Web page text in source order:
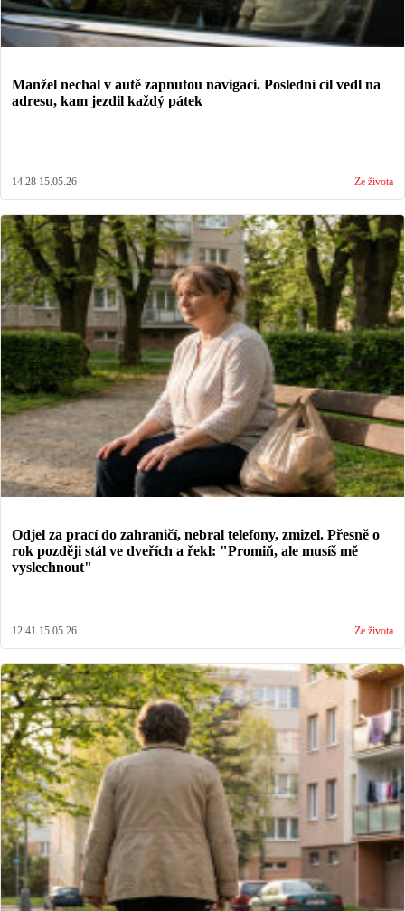
Manžel nechal v autě zapnutou navigaci. Poslední cíl vedl na
adresu, kam jezdil každý pátek
14:28 15.05.26 Ze života
Odjel za prací do zahraničí, nebral telefony, zmizel. Přesně o
rok později stál ve dveřích a řekl: "Promiň, ale musíš mě
vyslechnout"
12:41 15.05.26 Ze života